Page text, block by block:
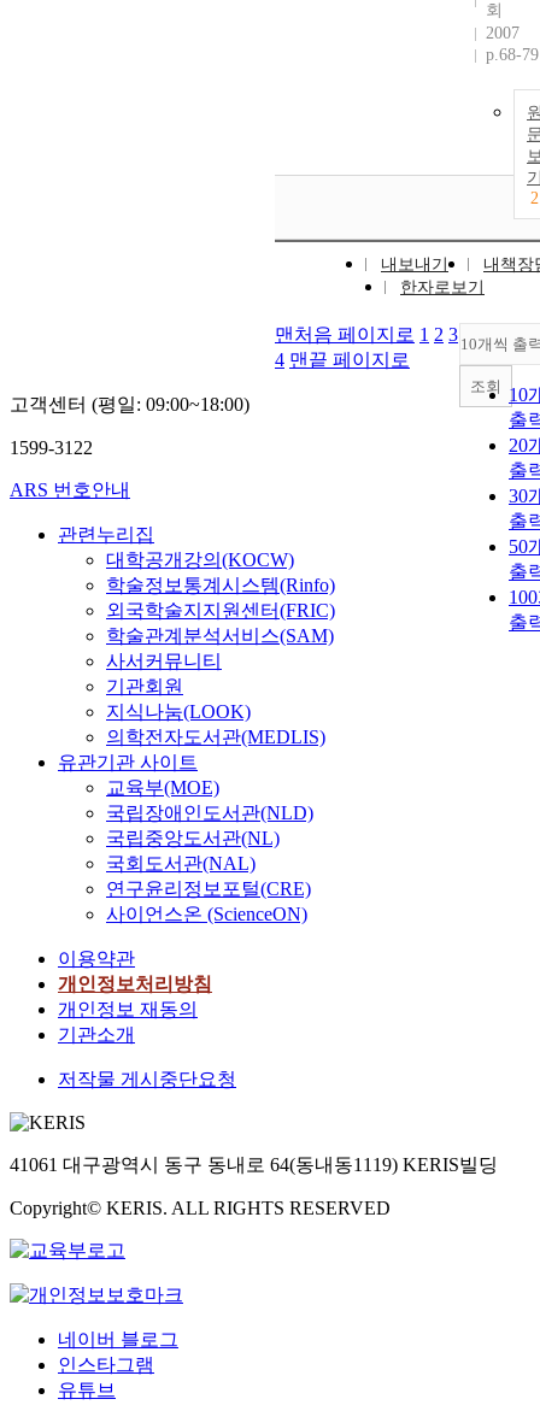
회
2007
p.68-79
2
내보내기
내책장
한자로보기
10개씩 출
10
출
20
출
30
출
50
출
출
조회
맨처음 페이지로 1 2 3
4 맨끝 페이지로
고객센터 (평일: 09:00~18:00)
1599-3122
ARS 번호안내
관련누리집
대학공개강의(KOCW)
학술정보통계시스템(Rinfo)
외국학술지지원센터(FRIC)
학술관계분석서비스(SAM)
사서커뮤니티
기관회원
지식나눔(LOOK)
의학전자도서관(MEDLIS)
유관기관 사이트
교육부(MOE)
국립장애인도서관(NLD)
국립중앙도서관(NL)
국회도서관(NAL)
연구윤리정보포털(CRE)
사이언스온 (ScienceON)
이용약관
개인정보처리방침
개인정보 재동의
기관소개
저작물 게시중단요청
41061 대구광역시 동구 동내로 64(동내동1119) KERIS빌딩
Copyright© KERIS. ALL RIGHTS RESERVED
네이버 블로그
인스타그램
유튜브